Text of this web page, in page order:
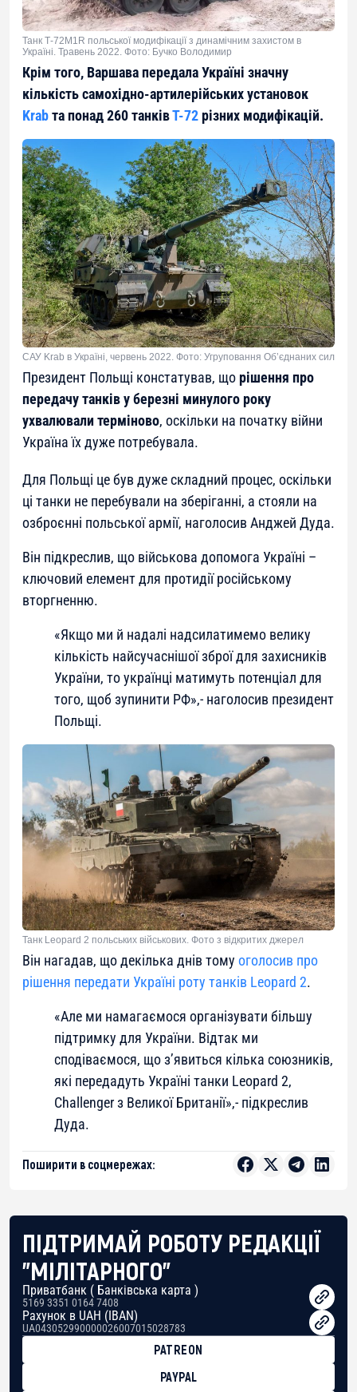
Танк Т-72М1R польської модифікації з динамічним захистом в
Україні. Травень 2022. Фото: Бучко Володимир
Крім того, Варшава передала Україні значну
кількість самохідно-артилерійських установок
Krabта понад 260 танківТ-72 різних модифікацій.
САУ Krab в Україні, червень 2022. Фото: Угруповання Об’єднаних сил
Президент Польщі констатував, що рішення про
передачу танків у березні минулого року
ухвалювали терміново, оскільки на початку війни
Україна їх дуже потребувала.
Для Польщі це був дуже складний процес, оскільки
ці танки не перебували на зберіганні, а стояли на
озброєнні польської армії, наголосив Анджей Дуда.
Він підкреслив, що військова допомога Україні –
ключовий елемент для протидії російському
вторгненню.
«Якщо ми й надалі надсилатимемо велику
кількість найсучаснішої зброї для захисників
України, то українці матимуть потенціал для
того, щоб зупинити РФ»,- наголосив президент
Польщі.
Танк Leopard 2 польських військових. Фото з відкритих джерел
Він нагадав, що декілька днів тому оголосив про
рішення передати Україні роту танків Leopard 2.
«Але ми намагаємося організувати більшу
підтримку для України. Відтак ми
сподіваємося, що з’явиться кілька союзників,
які передадуть Україні танки Leopard 2,
Сhallenger з Великої Британії»,- підкреслив
Дуда.
Поширити в соцмережах:
ПІДТРИМАЙ РОБОТУ РЕДАКЦІЇ
"МІЛІТАРНОГО"
Приватбанк ( Банківська карта )
5169 3351 0164 7408
Рахунок в UAH (IBAN)
UA043052990000026007015028783
PATREON
PAYPAL